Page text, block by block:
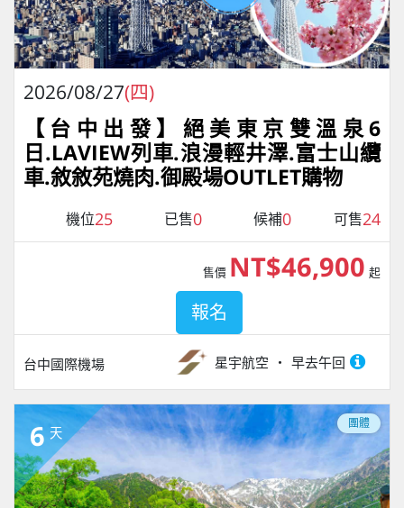
2026/08/27(四)
【台中出發】絕美東京雙溫泉6
日.LAVIEW列車.浪漫輕井澤.富士山纜
車.敘敘苑燒肉.御殿場OUTLET購物
機位25 已售0 候補0 可售24
台中國際機場 星宇航空 早去午回
售價 NT$46,900 起
報名
6 天
團體